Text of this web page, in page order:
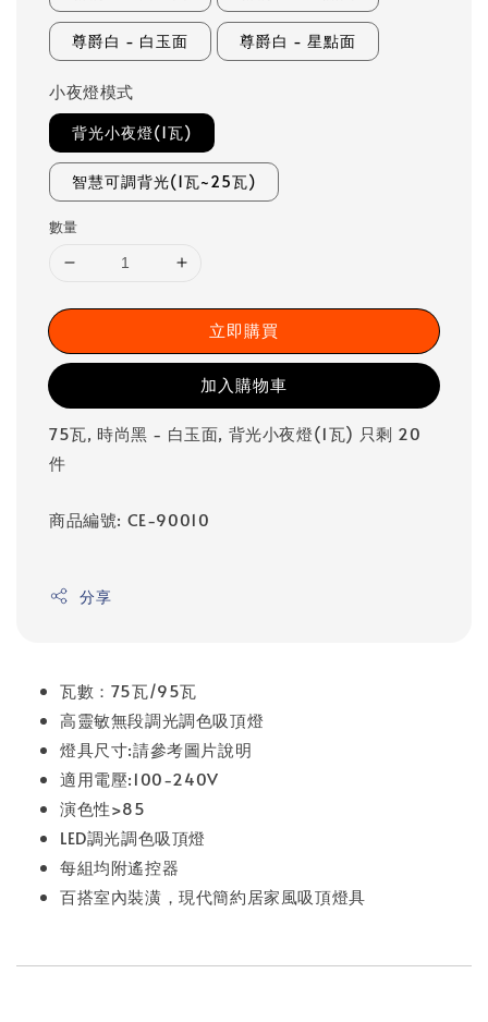
尊爵白 - 白玉面 尊爵白 - 星點面
小夜燈模式
背光小夜燈(1瓦)
智慧可調背光(1瓦~25瓦)
數量
立即購買
加入購物車
75瓦, 時尚黑 - 白玉面, 背光小夜燈(1瓦) 只剩 20
件
商品編號: CE-90010
分享
瓦數：75瓦/95瓦
高靈敏無段調光調色吸頂燈
燈具尺寸:請參考圖片說明
適用電壓:100-240V
演色性>85
LED調光調色吸頂燈
每組均附遙控器
百搭室內裝潢，現代簡約居家風吸頂燈具